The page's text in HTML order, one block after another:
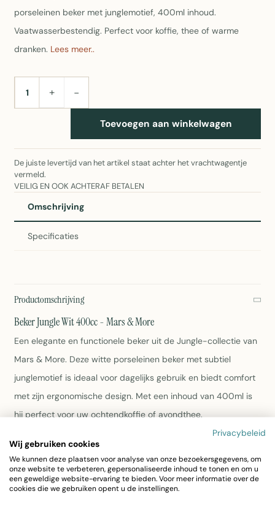
porseleinen beker met junglemotief, 400ml inhoud.
Vaatwasserbestendig. Perfect voor koffie, thee of warme
dranken. Lees meer..
AANTAL+ −
Toevoegen aan winkelwagen
De juiste levertijd van het artikel staat achter het vrachtwagentje
vermeld.
VEILIG EN OOK ACHTERAF BETALEN
Omschrijving
Specificaties
Productomschrijving
Beker Jungle Wit 400cc - Mars & More
Een elegante en functionele beker uit de Jungle-collectie van
Mars & More. Deze witte porseleinen beker met subtiel
junglemotief is ideaal voor dagelijks gebruik en biedt comfort
met zijn ergonomische design. Met een inhoud van 400ml is
hij perfect voor uw ochtendkoffie of avondthee.
Inhoud: 400cc
Materiaal: Porselein
Kleur: Wit met junglemotief
Afmetingen: 11,5 x 8,5 x 10 cm
Privacybeleid
Wij gebruiken cookies
We kunnen deze plaatsen voor analyse van onze bezoekersgegevens, om
onze website te verbeteren, gepersonaliseerde inhoud te tonen en om u
een geweldige website-ervaring te bieden. Voor meer informatie over de
cookies die we gebruiken opent u de instellingen.